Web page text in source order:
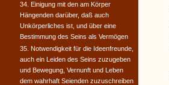
34. Einigung mit den am Körper
Hängenden darüber, daß auch
Unkörperliches ist, und über eine
Bestimmung des Seins als Vermögen
35. Notwendigkeit für die Ideenfreunde,
auch ein Leiden des Seins zuzugeben
und Bewegung, Vernunft und Leben
dem wahrhaft Seienden zuzuschreiben